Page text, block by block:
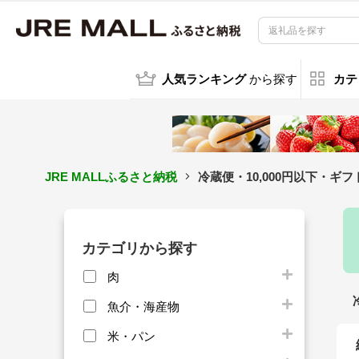
人気ランキング から探す カ
JRE MALLふるさと納税 冷蔵便・10,000円以下・ギ
カテゴリから探す
肉
魚介・海産物
米・パン